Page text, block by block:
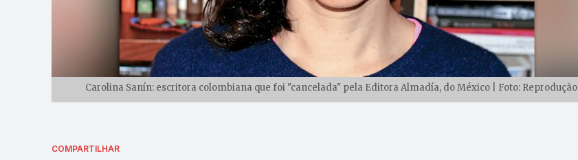
Carolina Sanín: escritora colombiana que foi "cancelada" pela Editora Almadía, do México | Foto: Reprodução
COMPARTILHAR